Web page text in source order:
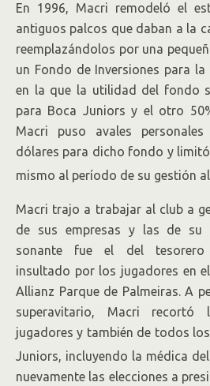
En 1996, Macri remodeló el
antiguos palcos que daban a la
reemplazándolos por una
un Fondo de Inversiones para
en la que la utilidad del fondo
para Boca Juniors y el otro
Macri puso avales
dólares para dicho fondo y
mismo al período de su gestión
Macri trajo a trabajar al club a
de sus empresas y las de su
sonante fue el del tesorero
insultado por los jugadores en
Allianz Parque de Palmeiras. A
superavitario, Macri
jugadores y también de todos
Juniors, incluyendo la médica
nuevamente las elecciones a